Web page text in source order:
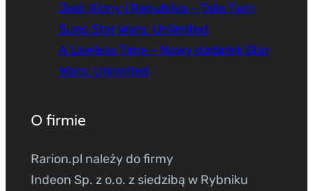
Jedi, Klony i Republika – Talia Twin
Suns Star Wars: Unlimited
A Lawless Time – Nowy dodatek Star
Wars: Unlimited
O firmie
Rarion.pl należy do firmy
Indeon Sp. z o.o. z siedzibą w Rybniku